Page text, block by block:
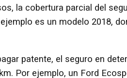
la cobertura parcial del
es un modelo 2018,
patente, el seguro en
Por ejemplo, un Ford